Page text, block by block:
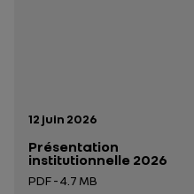
Date de publication:
12 juin 2026
Présentation
institutionnelle 2026
PDF - 4.7 MB